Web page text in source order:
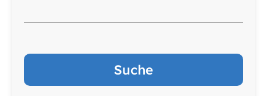
Suche